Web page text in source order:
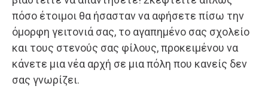
πόσο έτοιμοι θα ήσασταν να αφήσετε πίσω την
όμορφη γειτονιά σας, το αγαπημένο σας σχολείο
και τους στενούς σας φίλους, προκειμένου να
κάνετε μια νέα αρχή σε μια πόλη που κανείς δεν
σας γνωρίζει.